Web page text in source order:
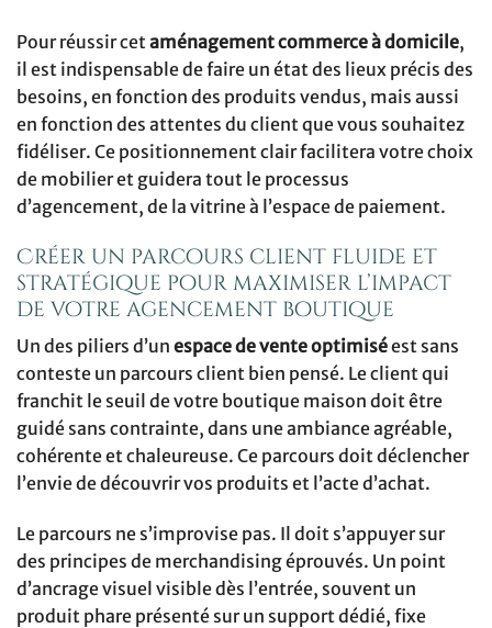
Pour réussir cet aménagement commerce à domicile,
il est indispensable de faire un état des lieux précis des
besoins, en fonction des produits vendus, mais aussi
en fonction des attentes du client que vous souhaitez
fidéliser. Ce positionnement clair facilitera votre choix
de mobilier et guidera tout le processus
d’agencement, de la vitrine à l’espace de paiement.
Créer un parcours client fluide et
stratégique pour maximiser l’impact
de votre agencement boutique
Un des piliers d’un espace de vente optimiséest sans
conteste un parcours client bien pensé. Le client qui
franchit le seuil de votre boutique maison doit être
guidé sans contrainte, dans une ambiance agréable,
cohérente et chaleureuse. Ce parcours doit déclencher
l’envie de découvrir vos produits et l’acte d’achat.
Le parcours ne s’improvise pas. Il doit s’appuyer sur
des principes de merchandising éprouvés. Un point
d’ancrage visuel visible dès l’entrée, souvent un
produit phare présenté sur un support dédié, fixe